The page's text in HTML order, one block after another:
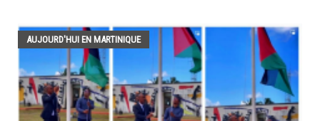
AUJOURD'HUI EN MARTINIQUE